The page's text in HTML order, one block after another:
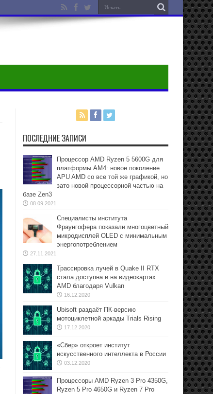
ПОСЛЕДНИЕ ЗАПИСИ
Процессор AMD Ryzen 5 5600G для
платформы АМ4: новое поколение
APU AMD со все той же графикой, но
зато новой процессорной частью на
базе Zen3
08.09.2021
Специалисты института
Фраунгофера показали многоцветный
микродисплей OLED с минимальным
энергопотреблением
27.11.2021
Трассировка лучей в Quake II RTX
стала доступна и на видеокартах
AMD благодаря Vulkan
16.12.2020
Ubisoft раздаёт ПК-версию
мотоциклетной аркады Trials Rising
17.12.2020
«Сбер» откроет институт
искусственного интеллекта в России
03.12.2020
Процессоры AMD Ryzen 3 Pro 4350G,
Ryzen 5 Pro 4650G и Ryzen 7 Pro